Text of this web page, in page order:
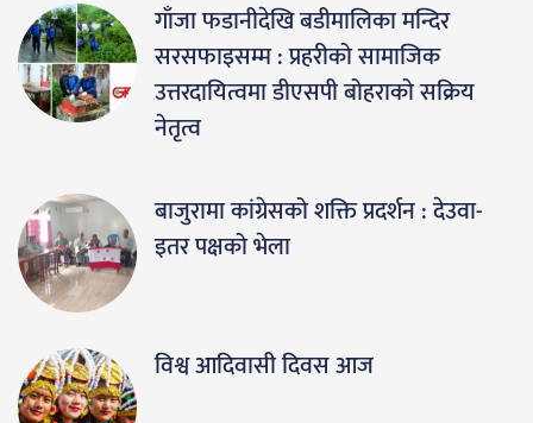
गाँजा फडानीदेखि बडीमालिका मन्दिर
सरसफाइसम्म : प्रहरीको सामाजिक
उत्तरदायित्वमा डीएसपी बोहराको सक्रिय
नेतृत्व
बाजुरामा कांग्रेसको शक्ति प्रदर्शन : देउवा-
इतर पक्षको भेला
विश्व आदिवासी दिवस आज